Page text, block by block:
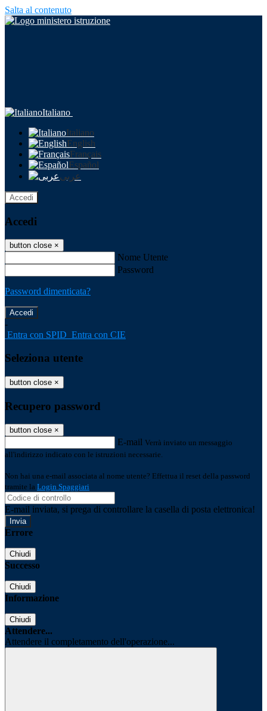
Salta al contenuto
Italiano
Italiano
English
Français
Español
عربى
Accedi
Accedi
button close ×
Nome Utente
Password
Password dimenticata?
-
Entra con SPID Entra con CIE
Seleziona utente
button close ×
Recupero password
button close ×
E-mail Verrà inviato un messaggio
all'indirizzo indicato con le istruzioni necessarie.
Non hai una e-mail associata al nome utente? Effettua il reset della password
tramite la Login Spaggiari
E-mail inviata, si prega di controllare la casella di posta elettronica!
Errore
Chiudi
Successo
Chiudi
Informazione
Chiudi
Attendere...
Attendere il completamento dell'operazione...